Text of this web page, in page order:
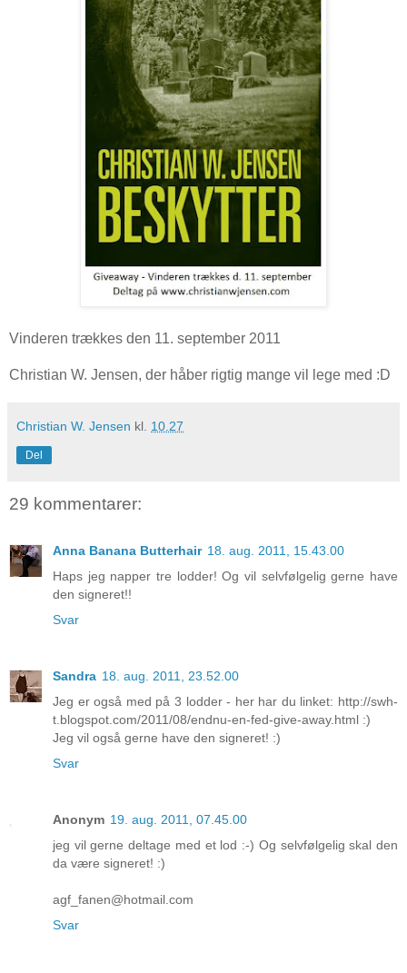
Vinderen trækkes den 11. september 2011
Christian W. Jensen, der håber rigtig mange vil lege med :D
Christian W. Jensen kl. 10.27
Del
29 kommentarer:
Anna Banana Butterhair 18. aug. 2011, 15.43.00
Haps jeg napper tre lodder! Og vil selvfølgelig gerne have
den signeret!!
Svar
Sandra 18. aug. 2011, 23.52.00
Jeg er også med på 3 lodder - her har du linket: http://swh-
t.blogspot.com/2011/08/endnu-en-fed-give-away.html :)
Jeg vil også gerne have den signeret! :)
Svar
Anonym 19. aug. 2011, 07.45.00
jeg vil gerne deltage med et lod :-) Og selvfølgelig skal den
da være signeret! :)
agf_fanen@hotmail.com
Svar